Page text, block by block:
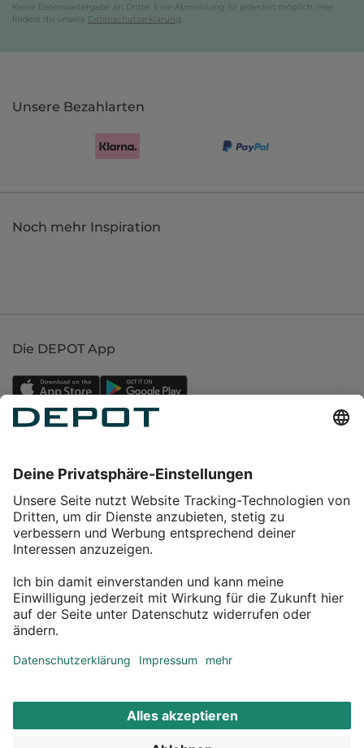
Keine Datenweitergabe an Dritte. Eine Abmeldung ist jederzeit möglich. Hier
findest du unsere Datenschutzerklärung
Unsere Bezahlarten
Noch mehr Inspiration
Die DEPOT App
Service
Über DEPOT
Kontakt
Aktionsbedingungen